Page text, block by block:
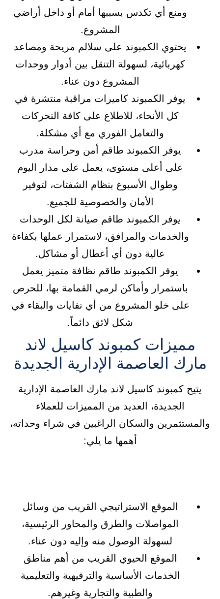
ومنع أي تكدس بسببها أمام أو داخل أراضي
المشروع.
يحتوي الكمبوند على سلالم مريحة ومصاعد
كهربائية، لسهولة التنقل بين أدوار ووحدات
المشروع دون عناء.
يوفر الكمبوند كاميرات مراقبة منتشرة في
كل الأنحاء، للاطلاع على كافة التحركات
والتعامل الفوري مع أي مشكلة.
يوفر الكمبوند طاقم أمن وحراسة مدرب
على أعلى مستوى، يعمل على مدار اليوم
وطوال الأسبوع بنظام الشفتات، لتوفير
الأمان والخصوصية للجميع.
يوفر الكمبوند طاقم صيانة لكل الوحدات
والخدمات والمرافق، لاستمرار عملها بكفاءة
عالية دون أي أعطال أو مشاكل.
يوفر الكمبوند طاقم نظافة متميز يعمل
باستمرار وأماكن لرمي القمامة بها، للحرص
على خلو المشروع من أي نفايات والبقاء في
شكل لائق دائماً.
مميزات كمبوند كاسيل لاند
مارك العاصمة الإدارية الجديدة
يتيح كمبوند كاسيل لاند مارك العاصمة الإدارية
الجديدة، العديد من المميزات للعملاء
والمستثمرين والسكان الراغبين في شراء وحداته،
أهمها ما يلي:
الموقع الاستراتيجي القريب من وسائل
المواصلات والطرق والمحاور الرئيسية،
لسهولة الوصول منه وإليه دون عناء.
الموقع الحيوي القريب من أهم مناطق
الخدمات الأساسية والترفيهية والتعليمية
والطبية والتجارية وغيرهم.